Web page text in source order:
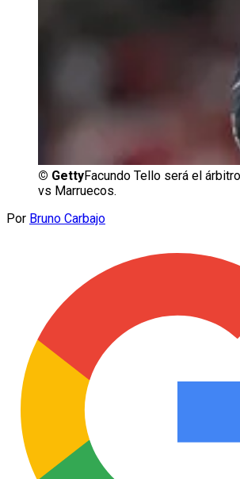
© GettyFacundo Tello será el
vs Marruecos.
Por Bruno Carbajo